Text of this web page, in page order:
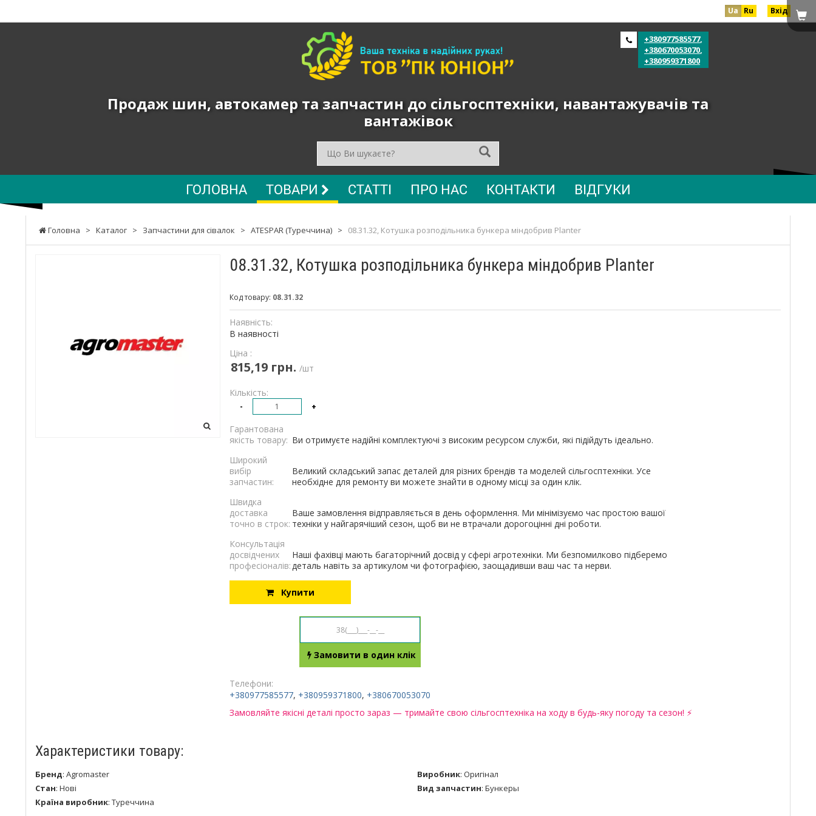
Ua Ru Вхід
та
запчастин
сільгосптехніки,
+380977585577,
+380670053070,
+380959371800
Продаж шин, автокамер та запчастин до сільгосптехніки, навантажувачів та
вантажівок
ГОЛОВНА ТОВАРИ СТАТТІ ПРО НАС КОНТАКТИ ВІДГУКИ
Головна > Каталог > Запчастини для сівалок > ATESPAR (Туреччина) > 08.31.32, Котушка розподільника бункера міндобрив Planter
08.31.32, Котушка розподільника бункера міндобрив Planter
Код товару: 08.31.32
Наявність:
В наявності
Ціна :
815,19 грн. /шт
Кількість:
- +
Гарантована
якість товару: Ви отримуєте надійні комплектуючі з високим ресурсом служби, які підійдуть ідеально.
Широкий
вибір
запчастин:
Великий складський запас деталей для різних брендів та моделей сільгосптехніки. Усе
необхідне для ремонту ви можете знайти в одному місці за один клік.
Швидка
доставка
точно в строк:
Ваше замовлення відправляється в день оформлення. Ми мінімізуємо час простою вашої
техніки у найгарячіший сезон, щоб ви не втрачали дорогоцінні дні роботи.
Консультація
досвідчених
професіоналів:
Наші фахівці мають багаторічний досвід у сфері агротехніки. Ми безпомилково підберемо
деталь навіть за артикулом чи фотографією, заощадивши ваш час та нерви.
Купити
Замовити в один клік
Телефони:
+380977585577, +380959371800, +380670053070
Замовляйте якісні деталі просто зараз — тримайте свою сільгосптехніка на ходу в будь-яку погоду та сезон! ⚡
Характеристики товару:
Бренд: Agromaster Виробник: Оригінал
Стан: Нові Вид запчастин: Бункеры
Країна виробник: Туреччина